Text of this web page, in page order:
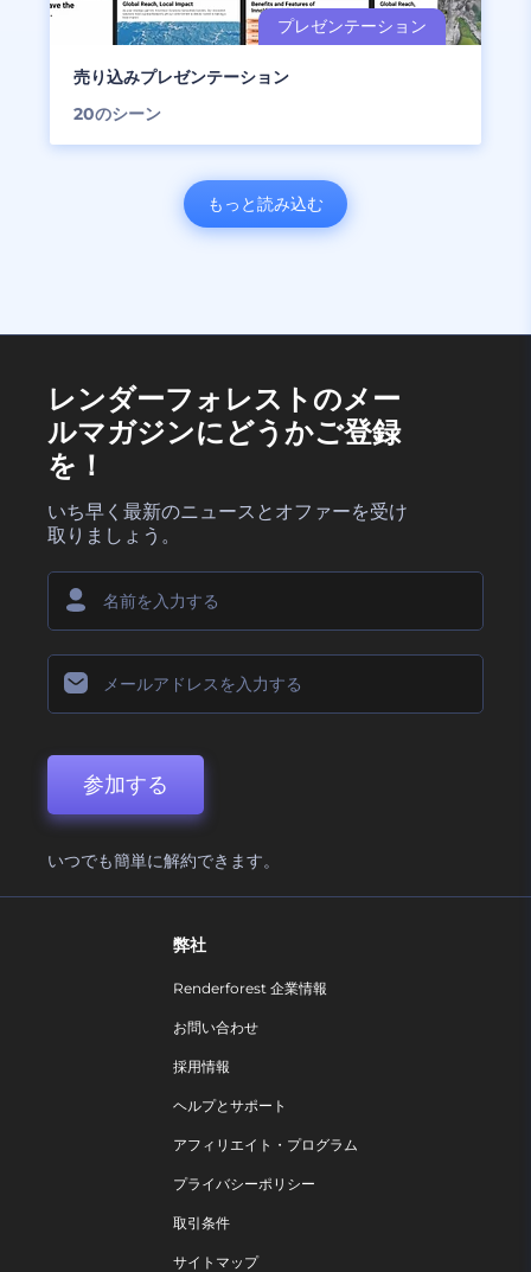
売り込みプレゼンテーション
20のシーン
もっと読み込む
レンダーフォレストのメー
ルマガジンにどうかご登録
を！
いち早く最新のニュースとオファーを受け
取りましょう。
参加する
いつでも簡単に解約できます。
弊社
Renderforest 企業情報
お問い合わせ
採用情報
ヘルプとサポート
アフィリエイト・プログラム
プライバシーポリシー
取引条件
サイトマップ